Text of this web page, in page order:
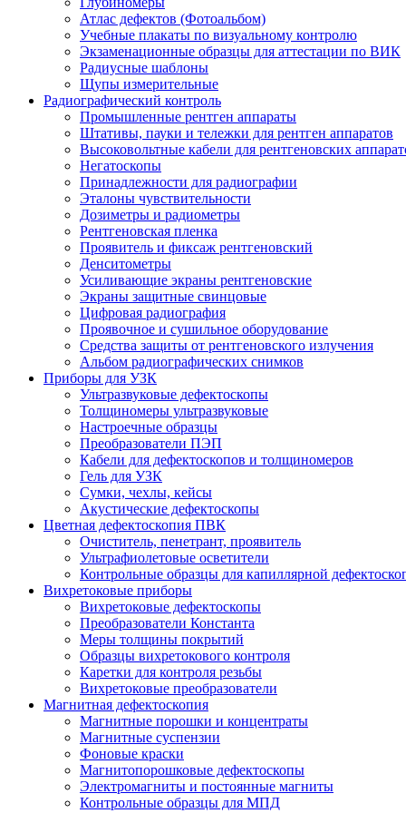
Атлас дефектов (Фотоальбом)
Учебные плакаты по визуальному контролю
Экзаменационные образцы для аттестации по ВИК
Радиусные шаблоны
Щупы измерительные
Радиографический контроль
Промышленные рентген аппараты
Штативы, пауки и тележки для рентген аппаратов
Высоковольтные кабели для рентгеновских
Негатоскопы
Принадлежности для радиографии
Эталоны чувствительности
Дозиметры и радиометры
Рентгеновская пленка
Проявитель и фиксаж рентгеновский
Денситометры
Усиливающие экраны рентгеновские
Экраны защитные свинцовые
Цифровая радиография
Проявочное и сушильное оборудование
Средства защиты от рентгеновского излучения
Альбом радиографических снимков
Приборы для УЗК
Ультразвуковые дефектоскопы
Толщиномеры ультразвуковые
Настроечные образцы
Преобразователи ПЭП
Кабели для дефектоскопов и толщиномеров
Гель для УЗК
Сумки, чехлы, кейсы
Акустические дефектоскопы
Цветная дефектоскопия ПВК
Очиститель, пенетрант, проявитель
Ультрафиолетовые осветители
Контрольные образцы для капиллярной
Вихретоковые приборы
Вихретоковые дефектоскопы
Преобразователи Константа
Меры толщины покрытий
Образцы вихретокового контроля
Каретки для контроля резьбы
Вихретоковые преобразователи
Магнитная дефектоскопия
Магнитные порошки и концентраты
Магнитные суспензии
Фоновые краски
Магнитопорошковые дефектоскопы
Электромагниты и постоянные магниты
Контрольные образцы для МПД